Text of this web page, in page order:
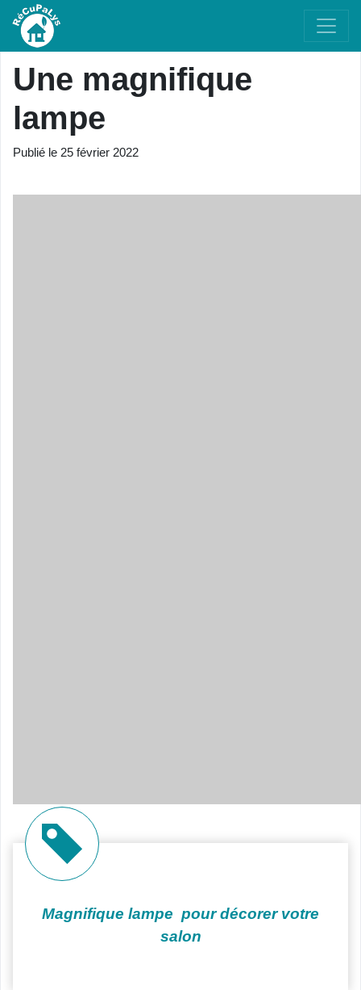
Une magnifique
lampe
Publié le 25 février 2022
Magnifique lampe pour décorer votre
salon